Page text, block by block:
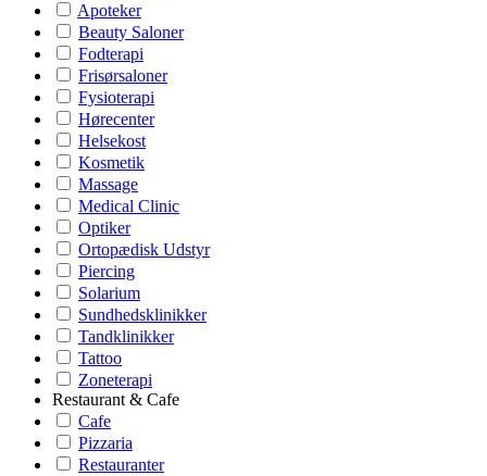
Apoteker
Beauty Saloner
Fodterapi
Frisørsaloner
Fysioterapi
Hørecenter
Helsekost
Kosmetik
Massage
Medical Clinic
Optiker
Ortopædisk Udstyr
Piercing
Solarium
Sundhedsklinikker
Tandklinikker
Tattoo
Zoneterapi
Restaurant & Cafe
Cafe
Pizzaria
Restauranter